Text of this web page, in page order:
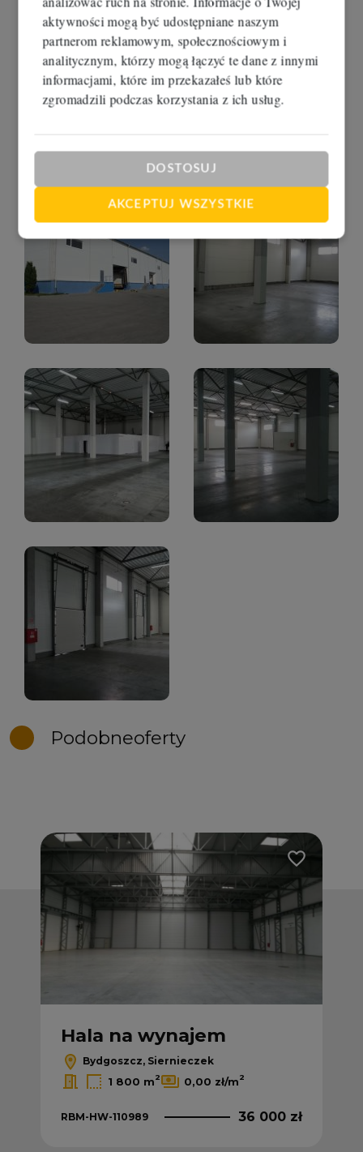
aktywności mogą być udostępniane naszym
partnerom reklamowym, społecznościowym i
analitycznym, którzy mogą łączyć te dane z innymi
informacjami, które im przekazałeś lub które
zgromadzili podczas korzystania z ich usług.
DOSTOSUJ
AKCEPTUJ WSZYSTKIE
Podobneoferty
Dodaj do
Hala na wynajem
Bydgoszcz, Siernieczek
1 800 m2 0,00 zł/m2
RBM-HW-110989 36 000 zł